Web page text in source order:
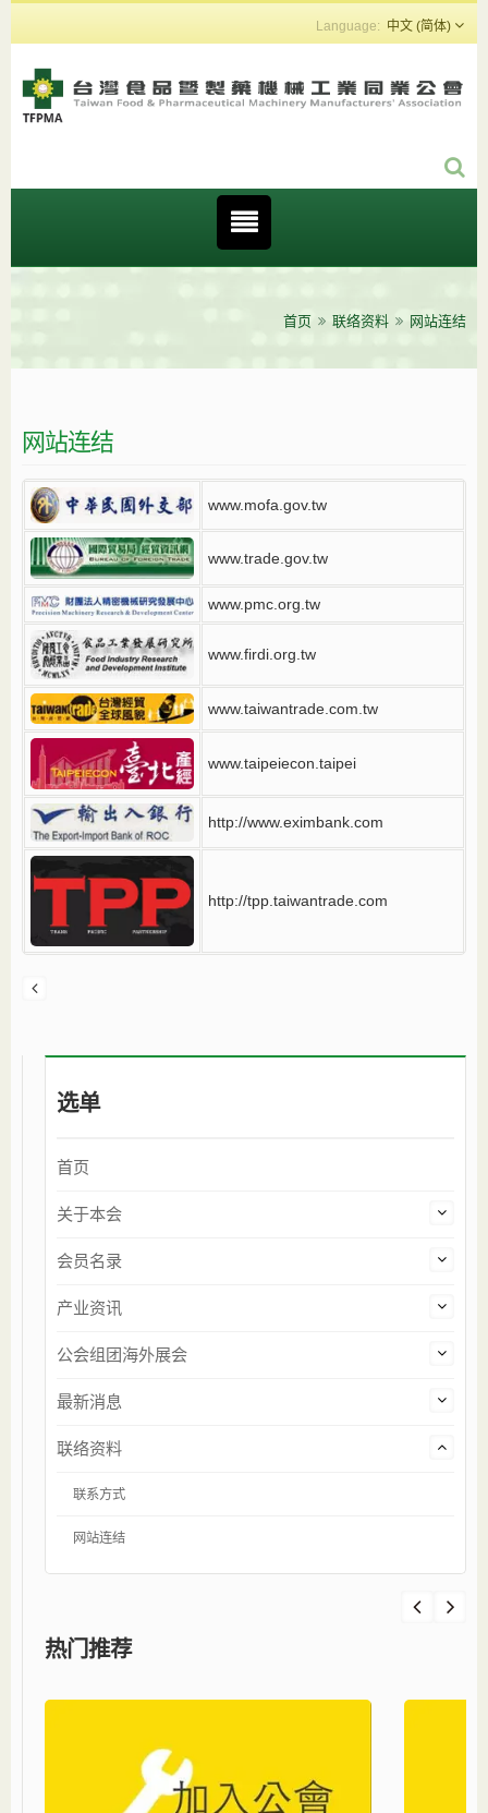
中文 (简体)
首页 联络资料 网站连结
网站连结
www.mofa.gov.tw
www.trade.gov.tw
www.pmc.org.tw
www.firdi.org.tw
www.taiwantrade.com.tw
www.taipeiecon.taipei
http://www.eximbank.com
http://tpp.taiwantrade.com
选单
首页
关于本会
会员名录
产业资讯
公会组团海外展会
最新消息
联络资料
联系方式
网站连结
热门推荐